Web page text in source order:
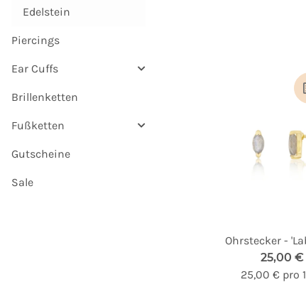
Ohrstecker -
25,00
25,00 € pro
Edelstein
Piercings
Ear Cuffs
Brillenketten
Fußketten
Gutscheine
Sale